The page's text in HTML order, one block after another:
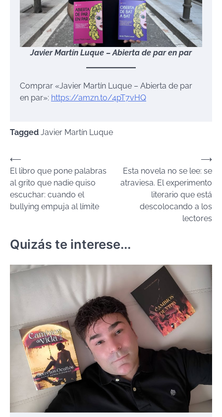
Javier Martín Luque – Abierta de par en par
Comprar «Javier Martín Luque – Abierta de par
en par»: https://amzn.to/4pT7vHQ
Tagged Javier Martín Luque
Navegación
de
entradas
⟵
El libro que pone palabras
al grito que nadie quiso
escuchar: cuando el
bullying empuja al límite
Esta novela no se lee: se
atraviesa. El experimento
literario que está
descolocando a los
lectores
⟶
Quizás te interese...